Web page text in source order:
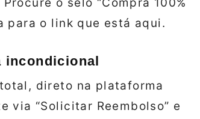
o selo “Compra 100%
para o link que está aqui.
direto na plataforma
via “Solicitar Reembolso” e